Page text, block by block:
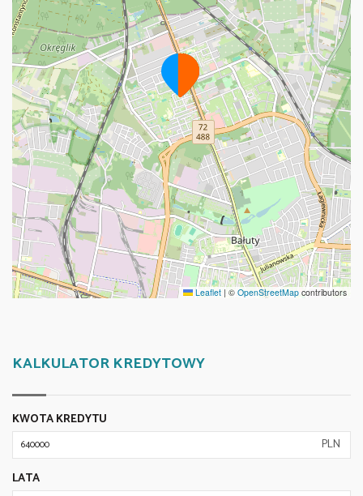
Leaflet | © OpenStreetMap contributors
KALKULATOR KREDYTOWY
KWOTA KREDYTU
PLN
LATA